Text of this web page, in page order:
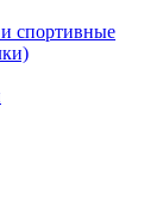
спортивные